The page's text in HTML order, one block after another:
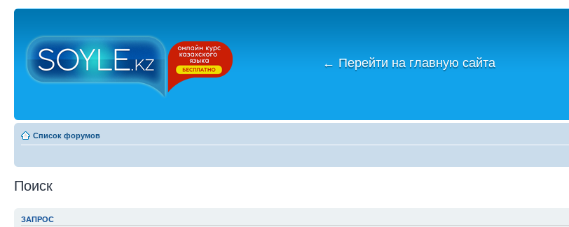
← Перейти на главную сайта
Список форумов
Поиск
ЗАПРОС